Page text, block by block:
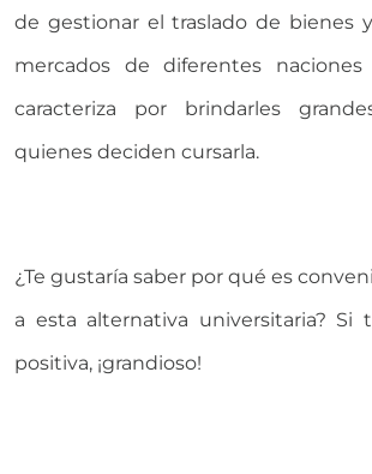
de gestionar el traslado de bienes
mercados de diferentes
caracteriza por brindarles
quienes deciden cursarla.
¿Te gustaría saber por qué es
a esta alternativa universitaria? Si
positiva, ¡grandioso!